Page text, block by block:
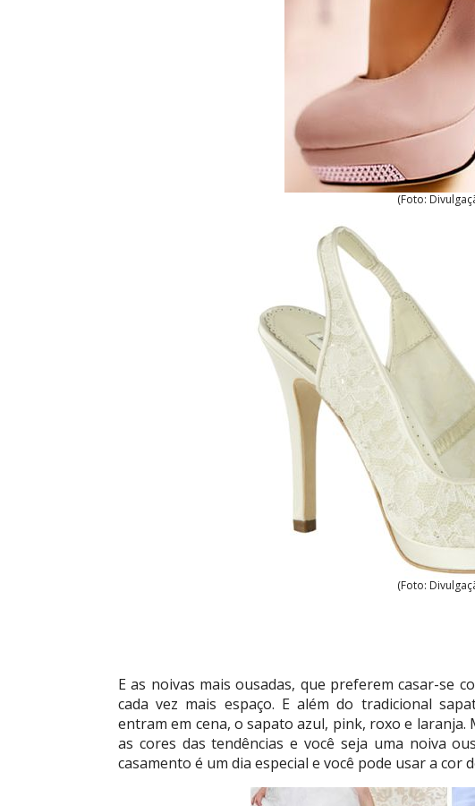
(Foto:
(Foto:
E as noivas mais ousadas, que preferem casar-se
cada vez mais espaço. E além do tradicional
entram em cena, o sapato azul, pink, roxo e
as cores das tendências e você seja uma noiva
casamento é um dia especial e você pode usar a cor